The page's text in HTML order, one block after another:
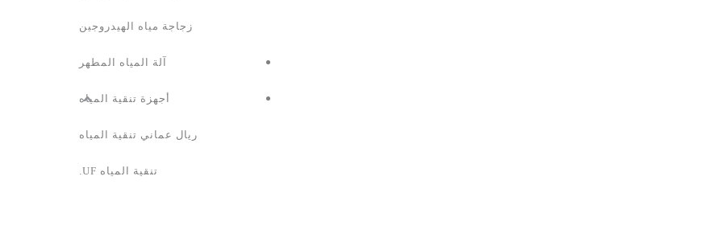
زجاجة مياه الهيدروجين
آلة المياه المطهر
أجهزة تنقية المياه
ريال عماني تنقية المياه
تنقية المياه UF.